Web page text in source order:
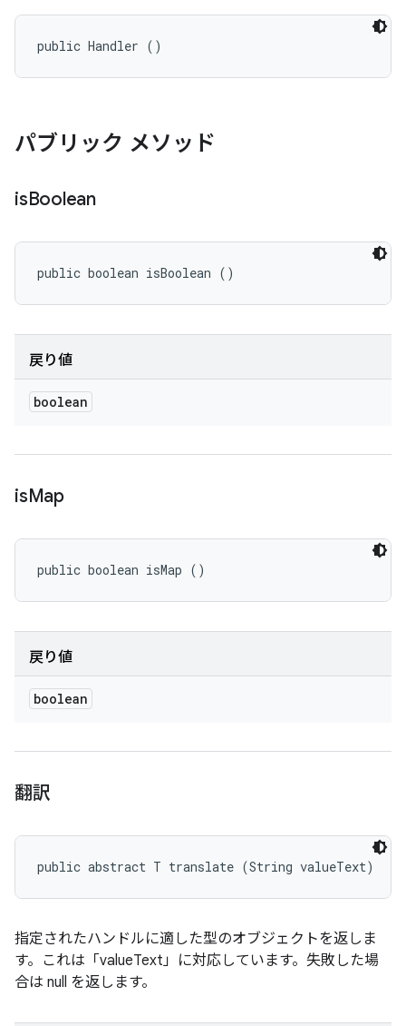
public Handler ()
パブリック メソッド
isBoolean
public boolean isBoolean ()
戻り値
boolean
isMap
public boolean isMap ()
戻り値
boolean
翻訳
public abstract T translate (String valueText)
指定されたハンドルに適した型のオブジェクトを返しま
す。これは「valueText」に対応しています。失敗した場
合は null を返します。